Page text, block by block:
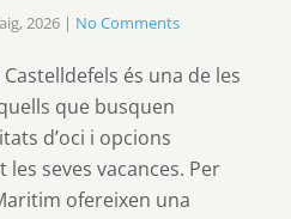
2026 | No Comments
és una de les
que busquen
d’oci i opcions
seves vacances. Per
ofereixen una